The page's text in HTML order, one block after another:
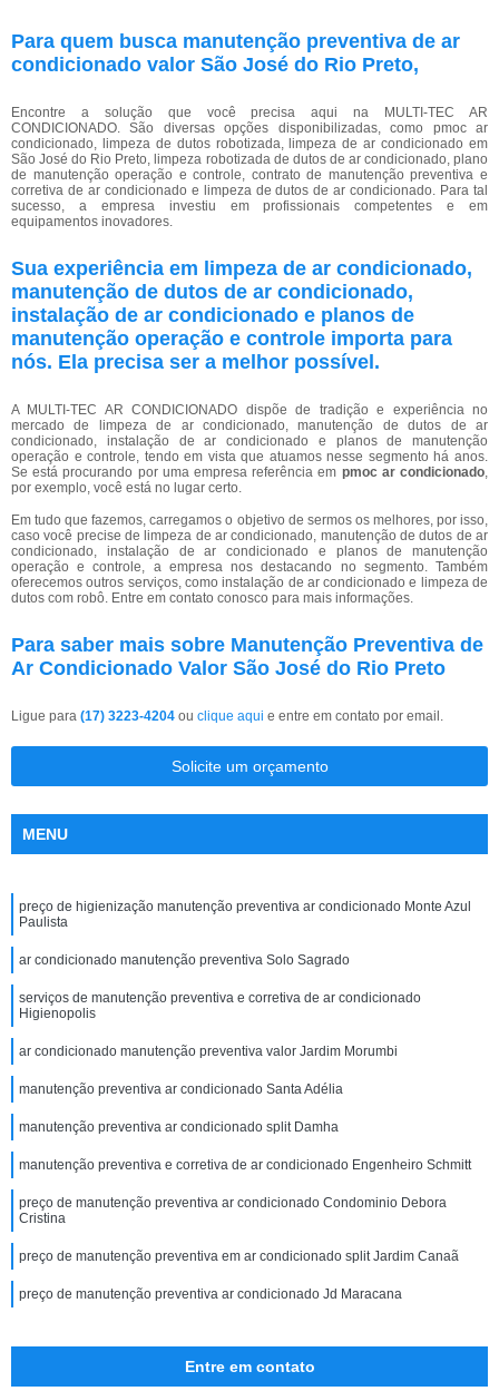
Para quem busca manutenção preventiva de ar
condicionado valor São José do Rio Preto,
Encontre a solução que você precisa aqui na MULTI-TEC AR
CONDICIONADO. São diversas opções disponibilizadas, como pmoc ar
condicionado, limpeza de dutos robotizada, limpeza de ar condicionado em
São José do Rio Preto, limpeza robotizada de dutos de ar condicionado, plano
de manutenção operação e controle, contrato de manutenção preventiva e
corretiva de ar condicionado e limpeza de dutos de ar condicionado. Para tal
sucesso, a empresa investiu em profissionais competentes e em
equipamentos inovadores.
Sua experiência em limpeza de ar condicionado,
manutenção de dutos de ar condicionado,
instalação de ar condicionado e planos de
manutenção operação e controle importa para
nós. Ela precisa ser a melhor possível.
A MULTI-TEC AR CONDICIONADO dispõe de tradição e experiência no
mercado de limpeza de ar condicionado, manutenção de dutos de ar
condicionado, instalação de ar condicionado e planos de manutenção
operação e controle, tendo em vista que atuamos nesse segmento há anos.
Se está procurando por uma empresa referência em pmoc ar condicionado,
por exemplo, você está no lugar certo.
Em tudo que fazemos, carregamos o objetivo de sermos os melhores, por isso,
caso você precise de limpeza de ar condicionado, manutenção de dutos de ar
condicionado, instalação de ar condicionado e planos de manutenção
operação e controle, a empresa nos destacando no segmento. Também
oferecemos outros serviços, como instalação de ar condicionado e limpeza de
dutos com robô. Entre em contato conosco para mais informações.
Para saber mais sobre Manutenção Preventiva de
Ar Condicionado Valor São José do Rio Preto
Ligue para (17) 3223-4204 ou clique aqui e entre em contato por email.
Solicite um orçamento
MENU
preço de higienização manutenção preventiva ar condicionado Monte Azul
Paulista
ar condicionado manutenção preventiva Solo Sagrado
serviços de manutenção preventiva e corretiva de ar condicionado
Higienopolis
ar condicionado manutenção preventiva valor Jardim Morumbi
manutenção preventiva ar condicionado Santa Adélia
manutenção preventiva ar condicionado split Damha
manutenção preventiva e corretiva de ar condicionado Engenheiro Schmitt
preço de manutenção preventiva ar condicionado Condominio Debora
Cristina
preço de manutenção preventiva em ar condicionado split Jardim Canaã
preço de manutenção preventiva ar condicionado Jd Maracana
Entre em contato